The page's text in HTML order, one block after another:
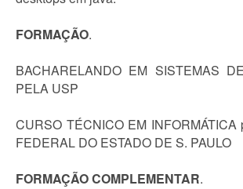
FORMAÇÃO.
BACHARELANDO EM SISTEMAS
PELA USP
CURSO TÉCNICO EM INFORMÁTICA
FEDERAL DO ESTADO DE S. PAULO
FORMAÇÃO COMPLEMENTAR.